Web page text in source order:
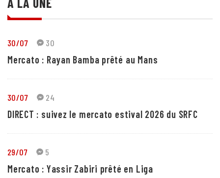
30/07 30
Mercato : Rayan Bamba prêté au Mans
30/07 24
DIRECT : suivez le mercato estival 2026 du SRFC
29/07 5
Mercato : Yassir Zabiri prêté en Liga